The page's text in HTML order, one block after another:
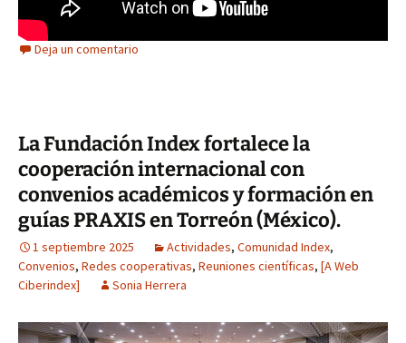
Deja un comentario
La Fundación Index fortalece la
cooperación internacional con
convenios académicos y formación en
guías PRAXIS en Torreón (México).
1 septiembre 2025 Actividades, Comunidad Index,
Convenios, Redes cooperativas, Reuniones científicas, [A Web
Ciberindex]
Sonia Herrera